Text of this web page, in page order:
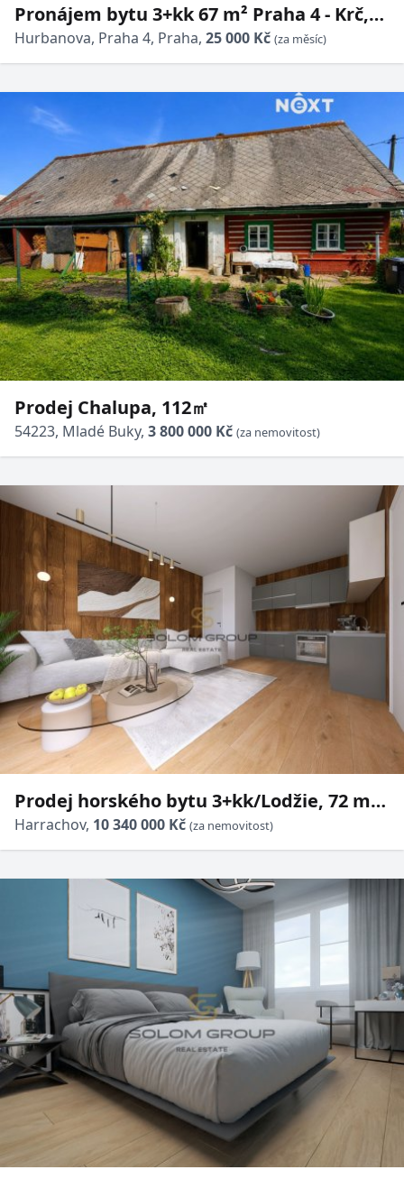
Pronájem bytu 3+kk 67 m² Praha 4 - Krč,
ul. Hurbanova
Hurbanova, Praha 4, Praha, 25 000 Kč (za měsíc)
Prodej Chalupa, 112㎡
54223, Mladé Buky, 3 800 000 Kč (za nemovitost)
Prodej horského bytu 3+kk/Lodžie, 72 m²,
Harrachov, parkovací stání + sklep +
komora, OV, novostavba
Harrachov, 10 340 000 Kč (za nemovitost)